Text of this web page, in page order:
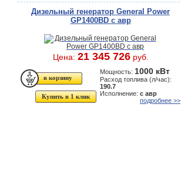
Дизельный генератор General Power
GP1400BD с авр
Цена: 21 345 726руб.
Купить в 1 клик
Мощность: 1000 кВт
Расход топлива (л/час):
190.7
Исполнение: с авр
подробнее >>